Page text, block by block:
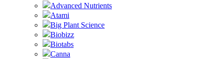
Advanced Nutrients
Atami
Big Plant Science
Biobizz
Biotabs
Canna